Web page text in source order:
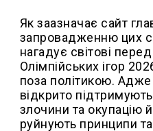
Як заазначає сайт
запровадженню цих
нагадує світові
Олімпійських ігор
поза політикою. Адже
відкрито
злочини та окупацію
руйнують принципи та